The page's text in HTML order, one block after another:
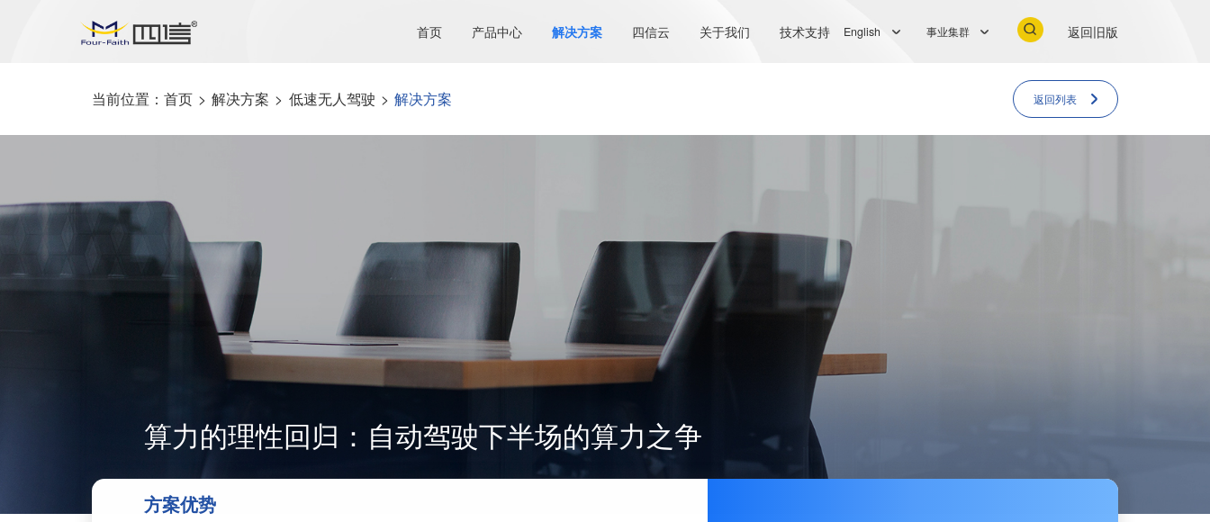
首页 产品中心 解决方案 四信云 关于我们 技术支持 English 事业集群 返回旧版
当前位置： 首页 > 解决方案 > 低速无人驾驶 > 解决方案 返回列表
算力的理性回归：自动驾驶下半场的算力之争
方案优势